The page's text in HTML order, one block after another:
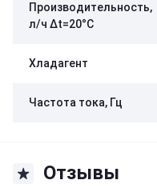
Производительность,
л/ч ∆t=20°C
Хладагент
Частота тока, Гц
Отзывы